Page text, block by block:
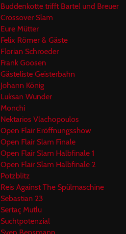
Buddenkotte trifft Bartel und Breuer
Crossover Slam
Eure Mütter
Felix Römer & Gäste
Florian Schroeder
Frank Goosen
Gästeliste Geisterbahn
Johann König
Luksan Wunder
Monchi
Nektarios Vlachopoulos
Open Flair Eröffnungsshow
Open Flair Slam Finale
Open Flair Slam Halbfinale 1
Open Flair Slam Halbfinale 2
Potzblitz
Reis Against The Spülmaschine
Sebastian 23
Sertaç Mutlu
Suchtpotenzial